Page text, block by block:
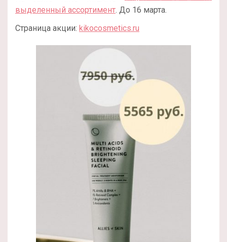
выделенный ассортимент. До 16 марта.
Страница акции: kikocosmetics.ru